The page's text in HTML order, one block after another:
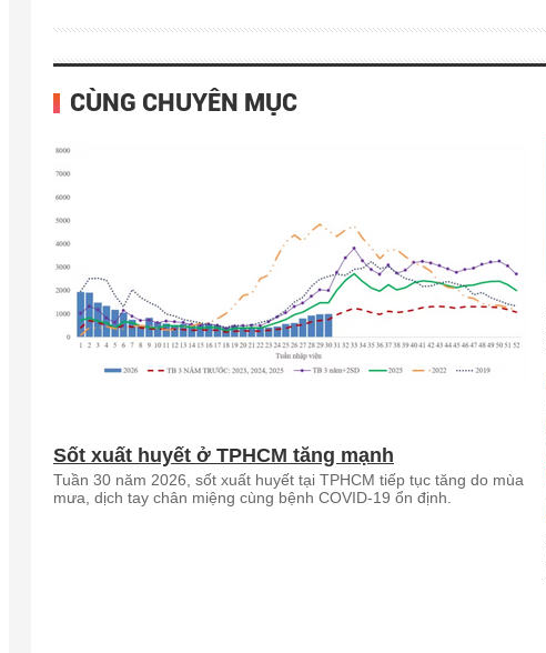
CÙNG CHUYÊN MỤC
Sốt xuất huyết ở TPHCM tăng mạnh
Tuần 30 năm 2026, sốt xuất huyết tại TPHCM tiếp tục tăng do mùa
mưa, dịch tay chân miệng cùng bệnh COVID-19 ổn định.